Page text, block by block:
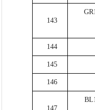
143
144
145
146
147